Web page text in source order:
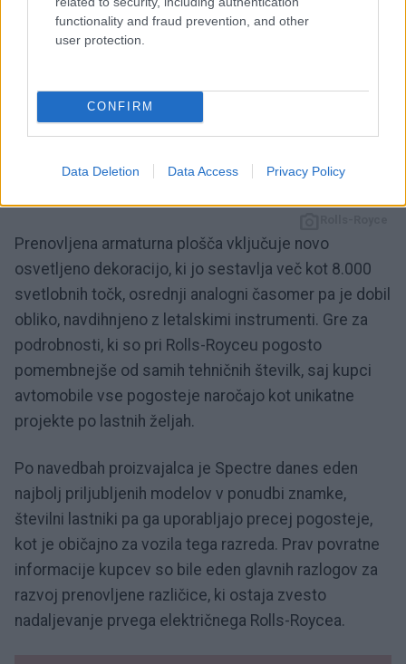
functionality and fraud prevention, and other
user protection.
CONFIRM
Data Deletion Data Access Privacy Policy
7 / 17
Prenovljena armaturna plošča vključuje novo
osvetljeno dekoracijo, ki jo sestavlja več kot 8.000
svetlobnih točk, osrednji analogni časomer pa je dobil
obliko, navdihnjeno z letalskimi instrumenti. Gre za
podrobnosti, ki so pri Rolls-Royceu pogosto
pomembnejše od samih tehničnih številk, saj kupci
avtomobile vse pogosteje naročajo kot unikatne
projekte po lastnih željah.
Po navedbah proizvajalca je Spectre danes eden
najbolj priljubljenih modelov v ponudbi znamke,
številni lastniki pa ga uporabljajo precej pogosteje,
kot je običajno za vozila tega razreda. Prav povratne
informacije kupcev so bile eden glavnih razlogov za
razvoj prenovljene različice, ki ostaja zvesto
nadaljevanje prvega električnega Rolls-Roycea.